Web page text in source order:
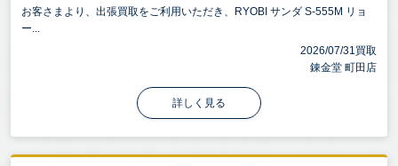
お客さまより、出張買取をご利用いただき、RYOBI サンダ S-555M リョ
ー...
2026/07/31買取
錬金堂 町田店
詳しく見る